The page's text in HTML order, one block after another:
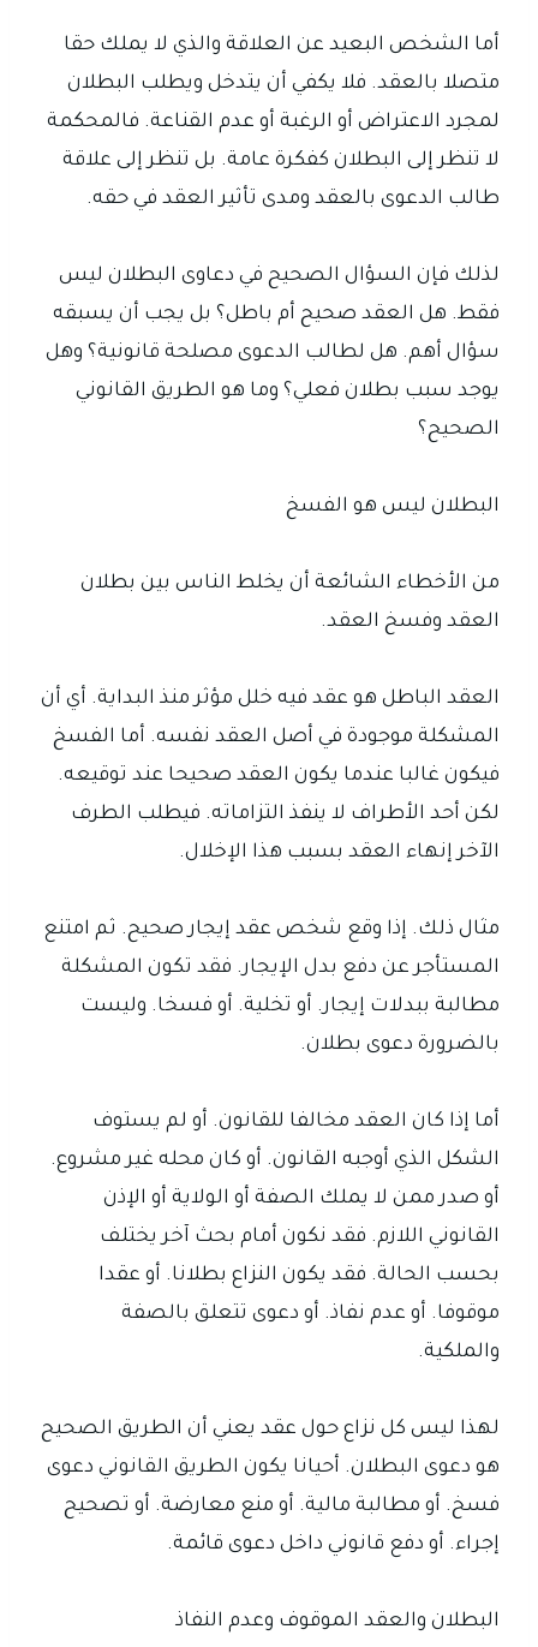
أما الشخص البعيد عن العلاقة والذي لا يملك حقا
متصلا بالعقد. فلا يكفي أن يتدخل ويطلب البطلان
لمجرد الاعتراض أو الرغبة أو عدم القناعة. فالمحكمة
لا تنظر إلى البطلان كفكرة عامة. بل تنظر إلى علاقة
طالب الدعوى بالعقد ومدى تأثير العقد في حقه.
لذلك فإن السؤال الصحيح في دعاوى البطلان ليس
فقط. هل العقد صحيح أم باطل؟ بل يجب أن يسبقه
سؤال أهم. هل لطالب الدعوى مصلحة قانونية؟ وهل
يوجد سبب بطلان فعلي؟ وما هو الطريق القانوني
الصحيح؟
البطلان ليس هو الفسخ
من الأخطاء الشائعة أن يخلط الناس بين بطلان
العقد وفسخ العقد.
العقد الباطل هو عقد فيه خلل مؤثر منذ البداية. أي أن
المشكلة موجودة في أصل العقد نفسه. أما الفسخ
فيكون غالبا عندما يكون العقد صحيحا عند توقيعه.
لكن أحد الأطراف لا ينفذ التزاماته. فيطلب الطرف
الآخر إنهاء العقد بسبب هذا الإخلال.
مثال ذلك. إذا وقع شخص عقد إيجار صحيح. ثم امتنع
المستأجر عن دفع بدل الإيجار. فقد تكون المشكلة
مطالبة ببدلات إيجار. أو تخلية. أو فسخا. وليست
بالضرورة دعوى بطلان.
أما إذا كان العقد مخالفا للقانون. أو لم يستوف
الشكل الذي أوجبه القانون. أو كان محله غير مشروع.
أو صدر ممن لا يملك الصفة أو الولاية أو الإذن
القانوني اللازم. فقد نكون أمام بحث آخر يختلف
بحسب الحالة. فقد يكون النزاع بطلانا. أو عقدا
موقوفا. أو عدم نفاذ. أو دعوى تتعلق بالصفة
والملكية.
لهذا ليس كل نزاع حول عقد يعني أن الطريق الصحيح
هو دعوى البطلان. أحيانا يكون الطريق القانوني دعوى
فسخ. أو مطالبة مالية. أو منع معارضة. أو تصحيح
إجراء. أو دفع قانوني داخل دعوى قائمة.
البطلان والعقد الموقوف وعدم النفاذ